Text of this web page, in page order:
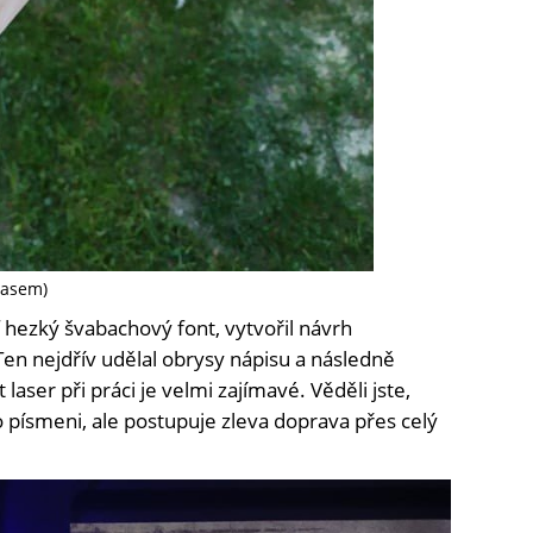
švabachový font, vytvořil návrh
nejdřív udělal obrysy nápisu a následně
při práci je velmi zajímavé. Věděli jste,
ale postupuje zleva doprava přes celý